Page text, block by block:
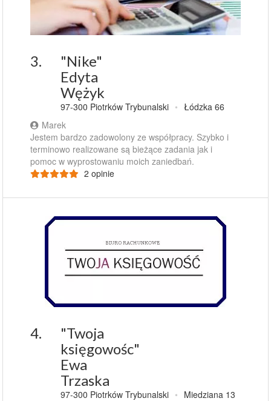
3.
"Nike"
Edyta
Wężyk
97-300 Piotrków Trybunalski • Łódzka 66
Marek
Jestem bardzo zadowolony ze współpracy. Szybko i
terminowo realizowane są bieżące zadania jak i
pomoc w wyprostowaniu moich zaniedbań.
2 opinie
4.
"Twoja
księgowośc"
Ewa
Trzaska
97-300 Piotrków Trybunalski • Miedziana 13